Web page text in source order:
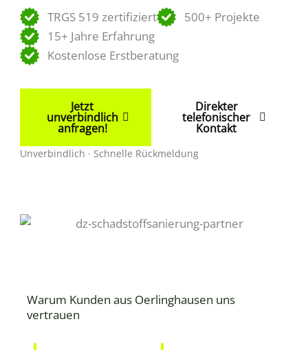
TRGS 519 zertifiziert
500+ Projekte
15+ Jahre Erfahrung
Kostenlose Erstberatung
Jetzt
unverbindlich
anfragen!
Direkter
telefonischer
Kontakt
Unverbindlich · Schnelle Rückmeldung
Warum Kunden aus Oerlinghausen uns
vertrauen